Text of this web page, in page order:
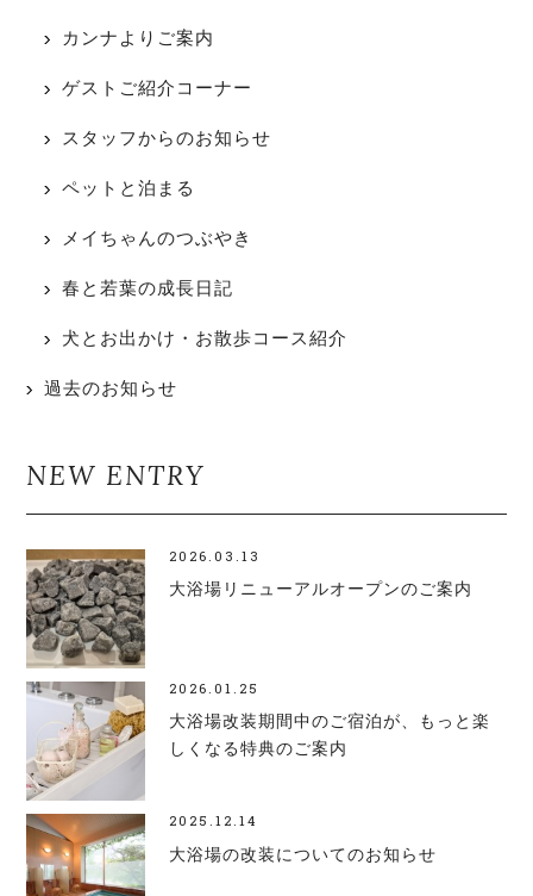
カンナよりご案内
ゲストご紹介コーナー
スタッフからのお知らせ
ペットと泊まる
メイちゃんのつぶやき
春と若葉の成長日記
犬とお出かけ・お散歩コース紹介
過去のお知らせ
NEW ENTRY
2026.03.13
大浴場リニューアルオープンのご案内
2026.01.25
大浴場改装期間中のご宿泊が、もっと楽
しくなる特典のご案内
2025.12.14
大浴場の改装についてのお知らせ